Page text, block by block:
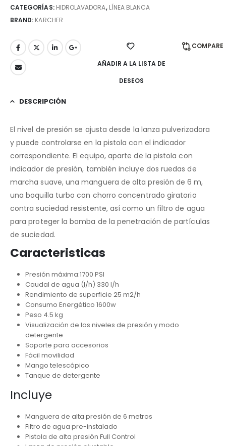
CATEGORÍAS: HIDROLAVADORA, LÍNEA BLANCA
BRAND: KARCHER
AÑADIR A LA LISTA DE
DESEOS
COMPARE
DESCRIPCIÓN
El nivel de presión se ajusta desde la lanza pulverizadora
y puede controlarse en la pistola con el indicador
correspondiente. El equipo, aparte de la pistola con
indicador de presión, también incluye dos ruedas de
marcha suave, una manguera de alta presión de 6 m,
una boquilla turbo con chorro concentrado giratorio
contra suciedad resistente, así como un filtro de agua
para proteger la bomba de la penetración de partículas
de suciedad.
Caracteristicas
Presión máxima:1700 PSI
Caudal de agua (l/h) 330 l/h
Rendimiento de superficie 25 m2/h
Consumo Energético 1600w
Peso 4.5 kg
Visualización de los niveles de presión y modo
detergente
Soporte para accesorios
Fácil movilidad
Mango telescópico
Tanque de detergente
Incluye
Manguera de alta presión de 6 metros
Filtro de agua pre-instalado
Pistola de alta presión Full Control